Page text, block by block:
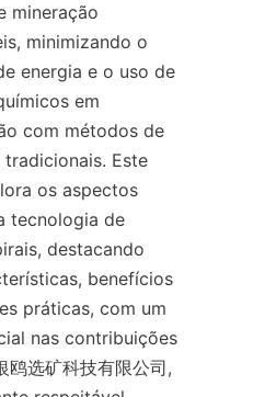
mineração
minimizando o
energia e o uso de
em
com métodos de
tradicionais. Este
os aspectos
tecnologia de
destacando
benefícios
práticas, com um
nas contribuições
鸥选矿科技有限公司,